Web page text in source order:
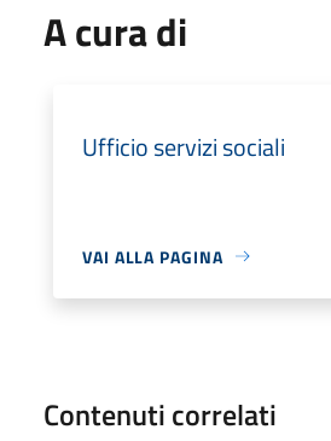
A cura di
Ufficio servizi sociali
VAI ALLA PAGINA
Contenuti correlati